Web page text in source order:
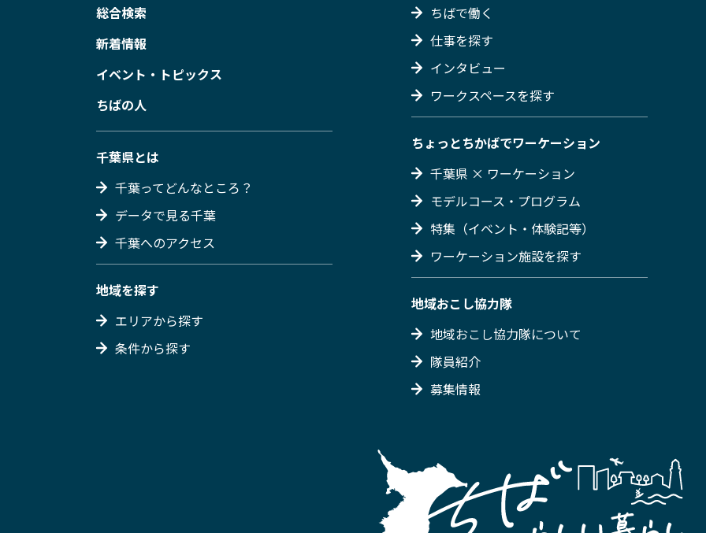
総合検索
新着情報
イベント・トピックス
ちばの人
千葉県とは
千葉ってどんなところ？
データで見る千葉
千葉へのアクセス
地域を探す
エリアから探す
条件から探す
ちばで働く
仕事を探す
インタビュー
ワークスペースを探す
ちょっとちかばでワーケーション
千葉県 × ワーケーション
モデルコース・プログラム
特集（イベント・体験記等）
ワーケーション施設を探す
地域おこし協力隊
地域おこし協力隊について
隊員紹介
募集情報